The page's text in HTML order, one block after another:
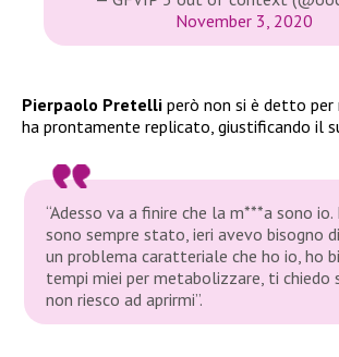
November 3, 2020
Pierpaolo Pretelli però non si è detto per
ha prontamente replicato, giustificando il
“Adesso va a finire che la m***a sono
sono sempre stato, ieri avevo bisogno
un problema caratteriale che ho io, ho
tempi miei per metabolizzare, ti chiedo
non riesco ad aprirmi”.